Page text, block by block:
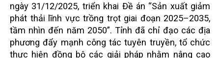
ngày 31/12/2025, triển khai Đề án “Sản xuất giảm
phát thải lĩnh vực trồng trọt giai đoạn 2025–2035,
tầm nhìn đến năm 2050”. Tỉnh đã chỉ đạo các địa
phương đẩy mạnh công tác tuyên truyền, tổ chức
thực hiện đồng bộ các giải pháp nhằm nâng cao